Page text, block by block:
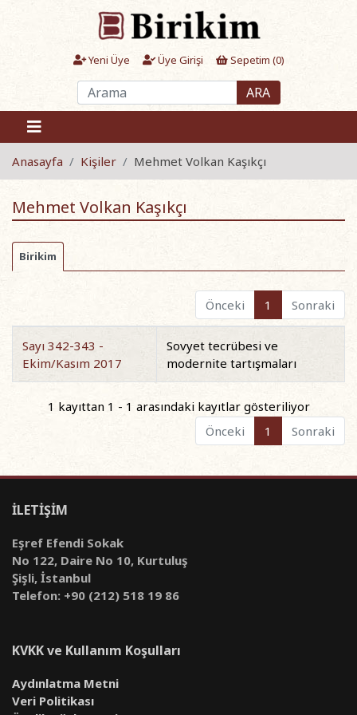
Yeni Üye Üye Girişi Sepetim (0)
ARA
Anasayfa Kişiler Mehmet Volkan Kaşıkçı
Mehmet Volkan Kaşıkçı
Birikim
Önceki 1 Sonraki
Sayı 342-343 -
Ekim/Kasım 2017
Sovyet tecrübesi ve
modernite tartışmaları
1 kayıttan 1 - 1 arasındaki kayıtlar gösteriliyor
Önceki
1 Sonraki
İLETİŞİM
Eşref Efendi Sokak
No 122, Daire No 10, Kurtuluş
Şişli, İstanbul
Telefon: +90 (212) 518 19 86
KVKK ve Kullanım Koşulları
Aydınlatma Metni
Veri Politikası